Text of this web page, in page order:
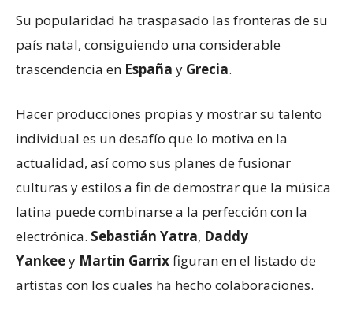
Su popularidad ha traspasado las fronteras de su
país natal, consiguiendo una considerable
trascendencia en España y Grecia.
Hacer producciones propias y mostrar su talento
individual es un desafío que lo motiva en la
actualidad, así como sus planes de fusionar
culturas y estilos a fin de demostrar que la música
latina puede combinarse a la perfección con la
electrónica. Sebastián Yatra, Daddy
Yankeey Martin Garrixfiguran en el listado de
artistas con los cuales ha hecho colaboraciones.